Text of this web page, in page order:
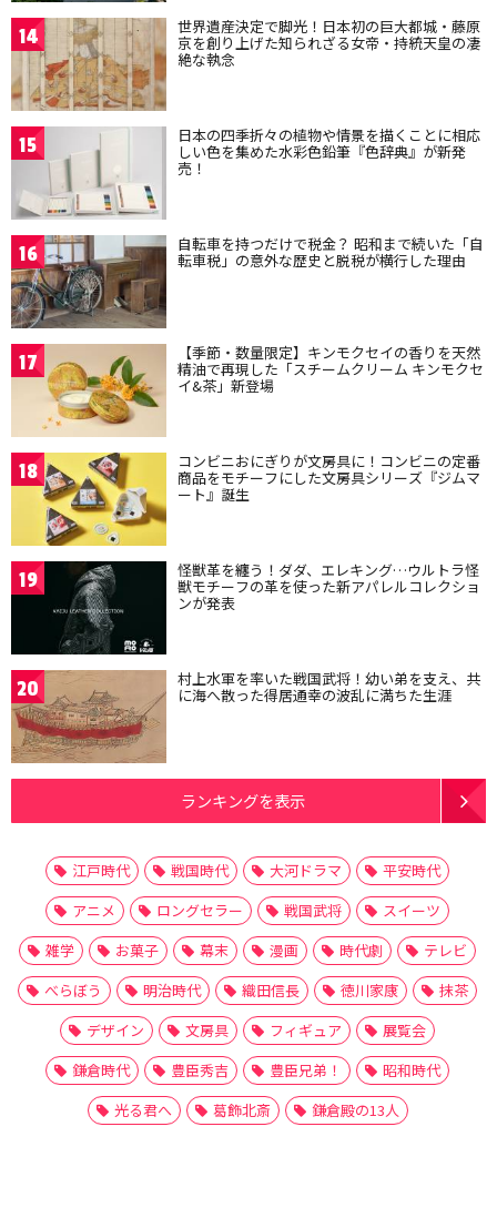
14 世界遺産決定で脚光！日本初の巨大都城・藤原
京を創り上げた知られざる女帝・持統天皇の凄
絶な執念
15 日本の四季折々の植物や情景を描くことに相応
しい色を集めた水彩色鉛筆『色辞典』が新発
売！
16 自転車を持つだけで税金？ 昭和まで続いた「自
転車税」の意外な歴史と脱税が横行した理由
17 【季節・数量限定】キンモクセイの香りを天然
精油で再現した「スチームクリーム キンモクセ
イ&茶」新登場
18 コンビニおにぎりが文房具に！コンビニの定番
商品をモチーフにした文房具シリーズ『ジムマ
ート』誕生
19 怪獣革を纏う！ダダ、エレキング…ウルトラ怪
獣モチーフの革を使った新アパレルコレクショ
ンが発表
20 村上水軍を率いた戦国武将！幼い弟を支え、共
に海へ散った得居通幸の波乱に満ちた生涯
ランキングを表示
江戸時代 戦国時代 大河ドラマ
平安時代
アニメ
ロングセラー 戦国武将
スイーツ
雑学
お菓子 幕末 漫画 時代劇
テレビ
べらぼう
明治時代 織田信長 徳川家康
抹茶
デザイン
文房具 フィギュア
展覧会
鎌倉時代
豊臣秀吉 豊臣兄弟！
昭和時代
光る君へ
葛飾北斎 鎌倉殿の13人